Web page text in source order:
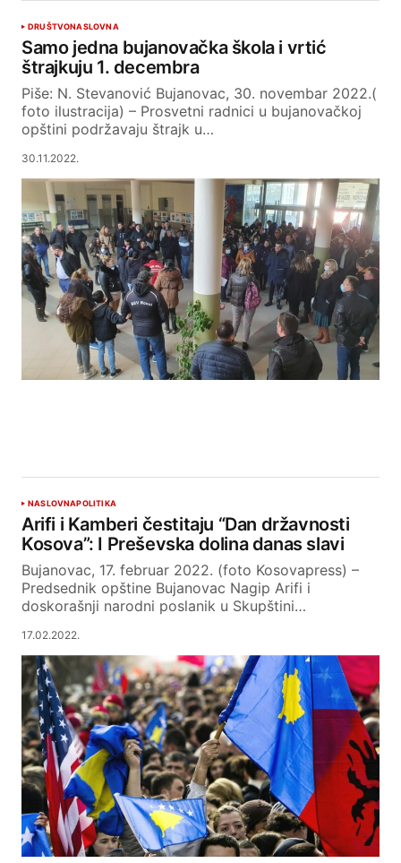
DRUŠTVONASLOVNA
Samo jedna bujanovačka škola i vrtić
štrajkuju 1. decembra
Piše: N. Stevanović Bujanovac, 30. novembar 2022.(
foto ilustracija) – Prosvetni radnici u bujanovačkoj
opštini podržavaju štrajk u…
30.11.2022.
NASLOVNAPOLITIKA
Arifi i Kamberi čestitaju “Dan državnosti
Kosova”: I Preševska dolina danas slavi
Bujanovac, 17. februar 2022. (foto Kosovapress) –
Predsednik opštine Bujanovac Nagip Arifi i
doskorašnji narodni poslanik u Skupštini…
17.02.2022.